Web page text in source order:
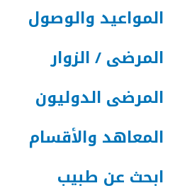
المواعيد والوصول
المرضى / الزوار
المرضى الدوليون
المعاهد والأقسام
ابحث عن طبيب